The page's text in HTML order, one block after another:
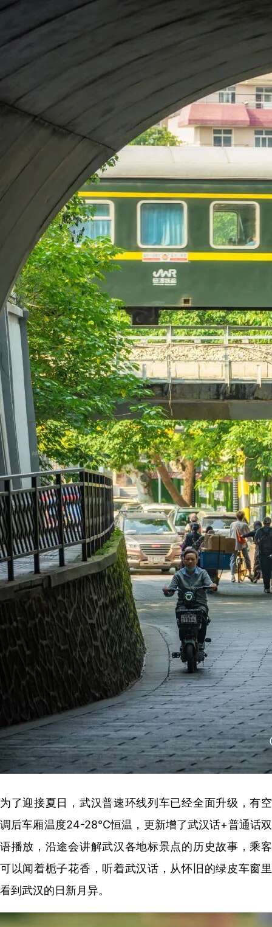
为了迎接夏日，武汉普速环线列车已经全面升级，有空
调后车厢温度24-28℃恒温，更新增了武汉话+普通话双
语播放，沿途会讲解武汉各地标景点的历史故事，乘客
可以闻着栀子花香，听着武汉话，从怀旧的绿皮车窗里
看到武汉的日新月异。